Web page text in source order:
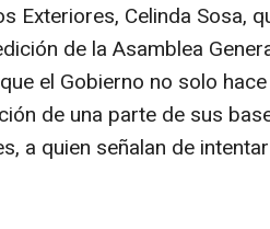
Exteriores, Celinda Sosa,
de la Asamblea
el Gobierno no solo
de una parte de sus
a quien señalan de